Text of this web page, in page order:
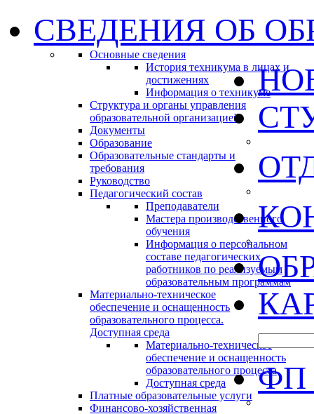
СВЕДЕНИЯ ОБ
Основные сведения
История техникума в лицах и
достижениях
Информация о техникуме
Структура и органы управления
образовательной организацией
Документы
Образование
Образовательные стандарты и
требования
Руководство
Педагогический состав
Преподаватели
Мастера производственного
обучения
Информация о персональном
составе педагогических
работников по реализуемым
образовательным программам
Материально-техническое
обеспечение и оснащенность
образовательного процесса.
Доступная среда
Материально-техническое
обеспечение и оснащенность
образовательного процесса
Доступная среда
Платные образовательные услуги
Финансово-хозяйственная
ФП